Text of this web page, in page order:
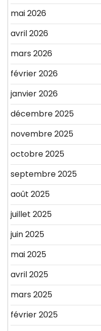
mai 2026
avril 2026
mars 2026
février 2026
janvier 2026
décembre 2025
novembre 2025
octobre 2025
septembre 2025
août 2025
juillet 2025
juin 2025
mai 2025
avril 2025
mars 2025
février 2025